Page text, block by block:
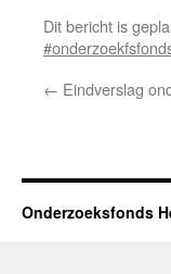
Dit bericht is
← Eindverslag
Onderzoeksfonds